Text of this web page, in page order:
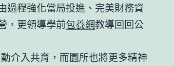
過程強化當局投進、完美財務資
，更領導學前包養網教導回回公
介入共育，而園所也將更多精神